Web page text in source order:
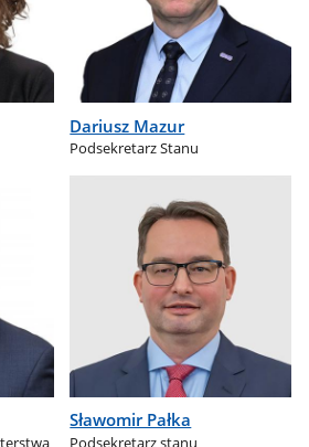
Dariusz Mazur
Podsekretarz Stanu
Sławomir Pałka
Podsekretarz stanu